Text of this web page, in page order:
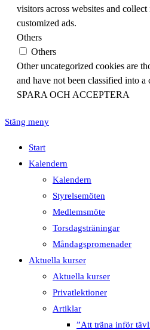
visitors across websites and
customized ads.
Others
Others
Other uncategorized cookies are
and have not been classified into a
SPARA OCH ACCEPTERA
Stäng meny
Start
Kalendern
Kalendern
Styrelsemöten
Medlemsmöte
Torsdagsträningar
Måndagspromenader
Aktuella kurser
Aktuella kurser
Privatlektioner
Artiklar
”Att träna inför